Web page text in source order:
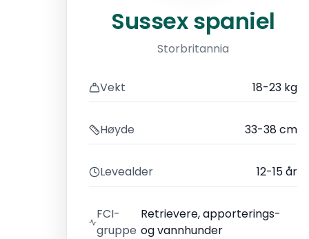
Sussex spaniel
Storbritannia
Vekt 18-23 kg
Høyde 33-38 cm
Levealder 12-15 år
FCI-
gruppe
Retrievere, apporterings-
og vannhunder